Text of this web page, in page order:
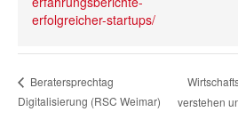
erfolgreicher-startups/
Beratersprechtag
Digitalisierung (RSC Weimar)
verstehen